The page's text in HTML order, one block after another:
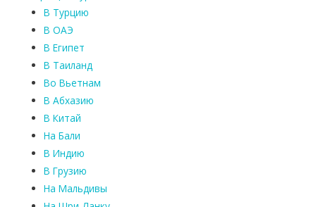
В Турцию
В ОАЭ
В Египет
В Таиланд
Во Вьетнам
В Абхазию
В Китай
На Бали
В Индию
В Грузию
На Мальдивы